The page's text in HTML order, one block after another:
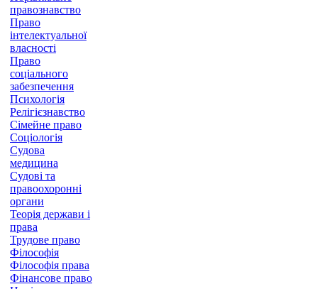
правознавство
Право
інтелектуальної
власності
Право
соціального
забезпечення
Психологія
Релігієзнавство
Сімейне право
Соціологія
Судова
медицина
Судові та
правоохоронні
органи
Теорія держави і
права
Трудове право
Філософія
Філософія права
Фінансове право